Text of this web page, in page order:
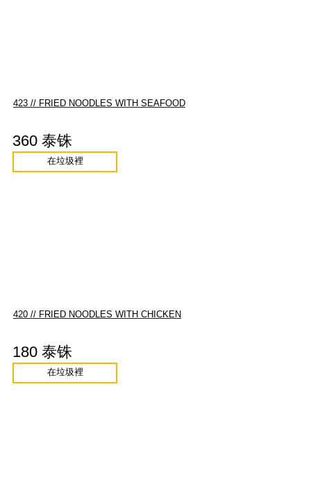
423 // FRIED NOODLES WITH SEAFOOD
360 泰铢
在垃圾裡
420 // FRIED NOODLES WITH CHICKEN
180 泰铢
在垃圾裡